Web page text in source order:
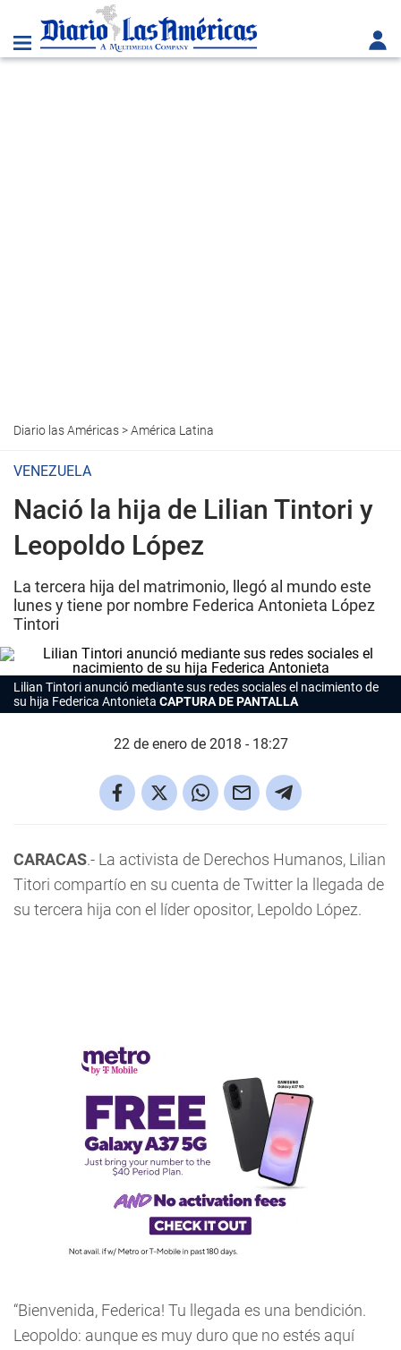
Diario las Américas>América Latina
VENEZUELA
Nació la hija de Lilian Tintori y
Leopoldo López
La tercera hija del matrimonio, llegó al mundo este
lunes y tiene por nombre Federica Antonieta López
Tintori
Lilian Tintori anunció mediante sus redes sociales el nacimiento de
su hija Federica Antonieta CAPTURA DE PANTALLA
22 de enero de 2018 - 18:27
CARACAS.- La activista de Derechos Humanos, Lilian
Titori compartío en su cuenta de Twitter la llegada de
su tercera hija con el líder opositor, Lepoldo López.
“Bienvenida, Federica! Tu llegada es una bendición.
Leopoldo: aunque es muy duro que no estés aquí